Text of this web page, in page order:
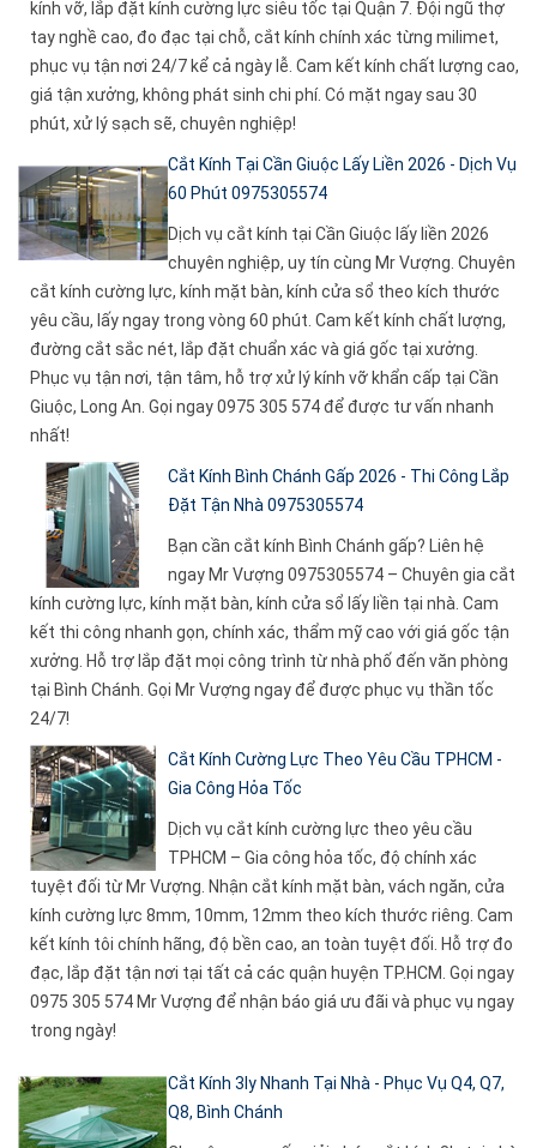
kính vỡ, lắp đặt kính cường lực siêu tốc tại Quận 7. Đội ngũ thợ
tay nghề cao, đo đạc tại chỗ, cắt kính chính xác từng milimet,
phục vụ tận nơi 24/7 kể cả ngày lễ. Cam kết kính chất lượng cao,
giá tận xưởng, không phát sinh chi phí. Có mặt ngay sau 30
phút, xử lý sạch sẽ, chuyên nghiệp!
Cắt Kính Tại Cần Giuộc Lấy Liền 2026 - Dịch Vụ
60 Phút 0975305574
Dịch vụ cắt kính tại Cần Giuộc lấy liền 2026
chuyên nghiệp, uy tín cùng Mr Vượng. Chuyên
cắt kính cường lực, kính mặt bàn, kính cửa sổ theo kích thước
yêu cầu, lấy ngay trong vòng 60 phút. Cam kết kính chất lượng,
đường cắt sắc nét, lắp đặt chuẩn xác và giá gốc tại xưởng.
Phục vụ tận nơi, tận tâm, hỗ trợ xử lý kính vỡ khẩn cấp tại Cần
Giuộc, Long An. Gọi ngay 0975 305 574 để được tư vấn nhanh
nhất!
Cắt Kính Bình Chánh Gấp 2026 - Thi Công Lắp
Đặt Tận Nhà 0975305574
Bạn cần cắt kính Bình Chánh gấp? Liên hệ
ngay Mr Vượng 0975305574 – Chuyên gia cắt
kính cường lực, kính mặt bàn, kính cửa sổ lấy liền tại nhà. Cam
kết thi công nhanh gọn, chính xác, thẩm mỹ cao với giá gốc tận
xưởng. Hỗ trợ lắp đặt mọi công trình từ nhà phố đến văn phòng
tại Bình Chánh. Gọi Mr Vượng ngay để được phục vụ thần tốc
24/7!
Cắt Kính Cường Lực Theo Yêu Cầu TPHCM -
Gia Công Hỏa Tốc
Dịch vụ cắt kính cường lực theo yêu cầu
TPHCM – Gia công hỏa tốc, độ chính xác
tuyệt đối từ Mr Vượng. Nhận cắt kính mặt bàn, vách ngăn, cửa
kính cường lực 8mm, 10mm, 12mm theo kích thước riêng. Cam
kết kính tôi chính hãng, độ bền cao, an toàn tuyệt đối. Hỗ trợ đo
đạc, lắp đặt tận nơi tại tất cả các quận huyện TP.HCM. Gọi ngay
0975 305 574 Mr Vượng để nhận báo giá ưu đãi và phục vụ ngay
trong ngày!
Cắt Kính 3ly Nhanh Tại Nhà - Phục Vụ Q4, Q7,
Q8, Bình Chánh